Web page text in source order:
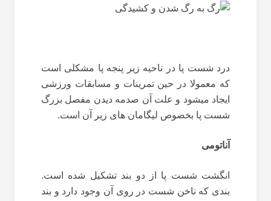
درد شست پا در ناحیه زیر پنجه پا مشکلی است
که معمولا در حین تمرینات و مسابقات ورزشی
ایجاد میشود و علت آن صدمه دیدن مفصل بزرگ
شست پا بخصوص لیگامان های زیر آن است.
آناتومی
انگشت شست پا از دو بند تشکیل شده است.
بندی که ناخن شست در روی آن وجود دارد و بند